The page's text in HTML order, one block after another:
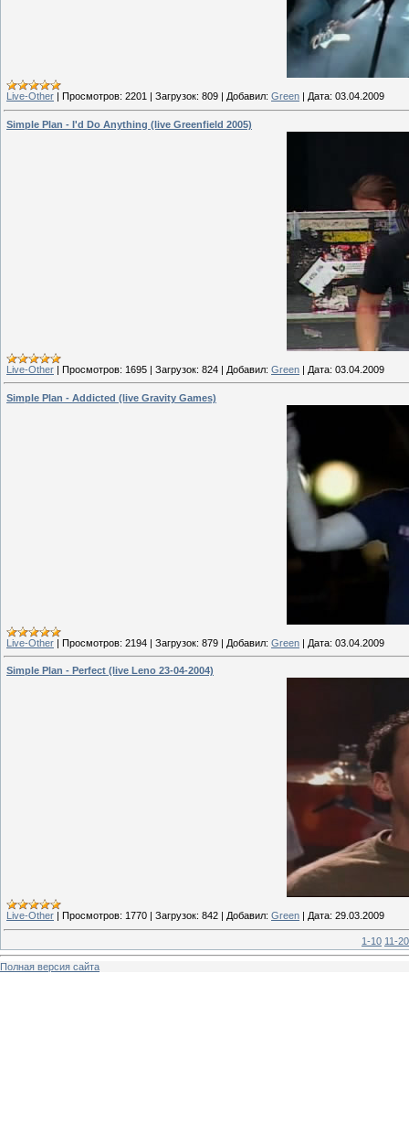
Live-Other Просмотров: 2201 Загрузок: 809 Добавил: Green Дата: 03.04.2009
Simple Plan - I'd Do Anything (live Greenfield 2005)
Live-Other | Просмотров: 1695 | Загрузок: 824 | Добавил: Green | Дата: 03.04.2009
Simple Plan - Addicted (live Gravity Games)
Live-Other | Просмотров: 2194 | Загрузок: 879 | Добавил: Green | Дата: 03.04.2009
Simple Plan - Perfect (live Leno 23-04-2004)
Live-Other | Просмотров: 1770 | Загрузок: 842 | Добавил: Green | Дата: 29.03.2009
1-10 11-20
Полная версия сайта